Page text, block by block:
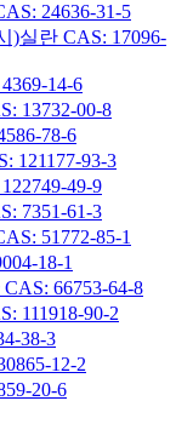
24636-31-5
)실란 CAS: 17096-
14-6
13732-00-8
78-6
121177-93-3
49-9
7351-61-3
51772-85-1
18-1
66753-64-8
111918-90-2
38-3
12-2
20-6